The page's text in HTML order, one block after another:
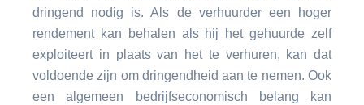
dringend nodig is. Als de verhuurder een hoger
rendement kan behalen als hij het gehuurde zelf
exploiteert in plaats van het te verhuren, kan dat
voldoende zijn om dringendheid aan te nemen. Ook
een algemeen bedrijfseconomisch belang kan